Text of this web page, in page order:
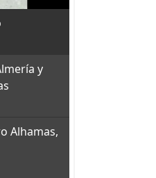
y
Alhamas,